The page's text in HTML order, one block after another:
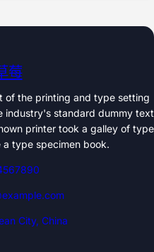
莓
of the printing and type setting
industry's standard dummy text
printer took a galley of type
type specimen book.
City, China